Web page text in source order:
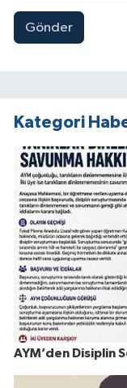
Gönder
Kategori
AYM’den Disiplin